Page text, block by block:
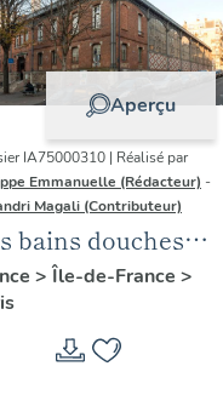
Aperçu
IA75000310 | Réalisé par
Emmanuelle (Rédacteur) -
Magali (Contributeur)
bains douches
de la
de Paris
> Île-de-France >